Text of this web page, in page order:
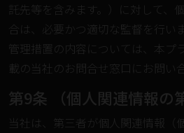
託先等を含みます。）に対して、
合は、必要かつ適切な監督を行い
管理措置の内容については、本プ
載の当社のお問合せ窓口にお問い
第9条 （個人関連情報の
当社は、第三者が個人関連情報（